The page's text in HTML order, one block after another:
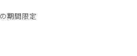
期間限定